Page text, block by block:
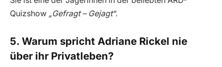
Quizshow „Gefragt – Gejagt“.
5. Warum spricht Adriane Rickel nie
über ihr Privatleben?